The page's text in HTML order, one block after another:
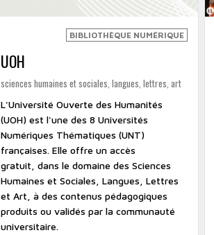
BIBLIOTHÈQUE NUMÉRIQUE
UOH
sciences humaines et sociales, langues, lettres, art
L'Université Ouverte des Humanités
(UOH) est l'une des 8 Universités
Numériques Thématiques (UNT)
françaises. Elle offre un accès
gratuit, dans le domaine des Sciences
Humaines et Sociales, Langues, Lettres
et Art, à des contenus pédagogiques
produits ou validés par la communauté
universitaire.